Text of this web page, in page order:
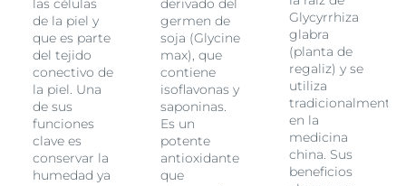
Lightweight, Non-Greasy Day Cream: Rich textures
can sometimes feel too heavy on the skin, especially
under makeup. This Eucerin Hyaluron-Filler day cream
absorbs quickly, delivering hydration making it an
excellent choice for all skin types.
las células
de la piel y
que es parte
del tejido
conectivo de
la piel. Una
de sus
funciones
clave es
conservar la
humedad ya
derivado del
germen de
soja (Glycine
max), que
contiene
isoflavonas y
saponinas.
Es un
potente
antioxidante
que
Glycyrrhiza
glabra
(planta de
regaliz) y se
utiliza
tradicionalmente
en la
medicina
china. Sus
beneficios